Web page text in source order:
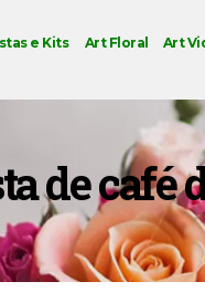
e Kits Art Floral Art
de café